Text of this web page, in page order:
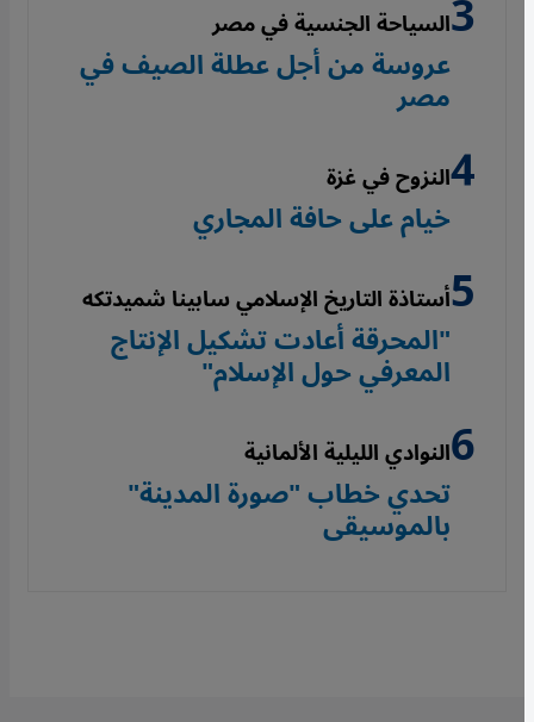
السياحة الجنسية في مصر
عروسة من أجل عطلة الصيف في
مصر
النزوح في غزة
خيام على حافة المجاري
أستاذة التاريخ الإسلامي سابينا شميدتكه
"المحرقة أعادت تشكيل الإنتاج
المعرفي حول الإسلام"
النوادي الليلية الألمانية
تحدي خطاب "صورة المدينة"
بالموسيقى